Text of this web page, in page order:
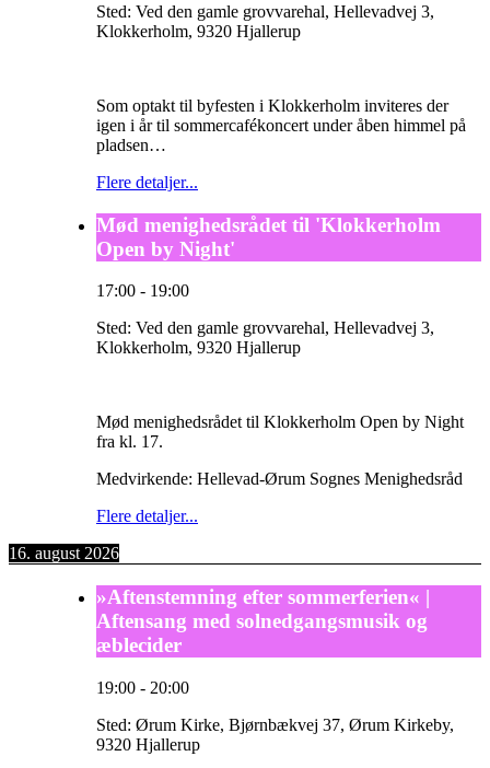
Sted: Ved den gamle grovvarehal, Hellevadvej 3,
Klokkerholm, 9320 Hjallerup
Som optakt til byfesten i Klokkerholm inviteres der
igen i år til sommercafékoncert under åben himmel på
pladsen…
Flere detaljer...
Mød menighedsrådet til 'Klokkerholm
Open by Night'
17:00 - 19:00
Sted: Ved den gamle grovvarehal, Hellevadvej 3,
Klokkerholm, 9320 Hjallerup
Mød menighedsrådet til Klokkerholm Open by Night
fra kl. 17.
Medvirkende: Hellevad-Ørum Sognes Menighedsråd
Flere detaljer...
16. august 2026
»Aftenstemning efter sommerferien« |
Aftensang med solnedgangsmusik og
æblecider
19:00 - 20:00
Sted: Ørum Kirke, Bjørnbækvej 37, Ørum Kirkeby,
9320 Hjallerup